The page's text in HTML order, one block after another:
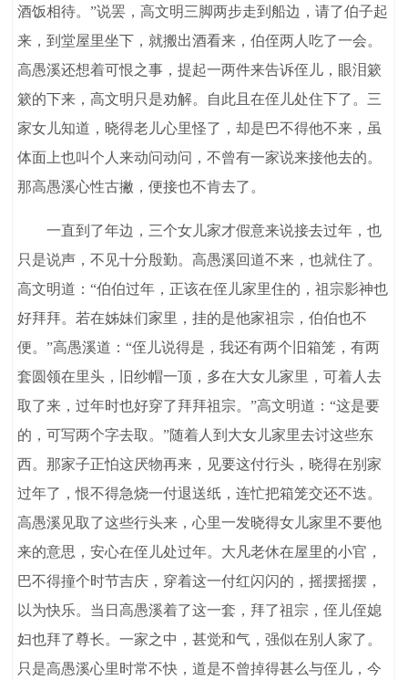
酒饭相待。”说罢，高文明三脚两步走到船边，请了伯子起
来，到堂屋里坐下，就搬出酒看来，伯侄两人吃了一会。
高愚溪还想着可恨之事，提起一两件来告诉侄儿，眼泪簌
簌的下来，高文明只是劝解。自此且在侄儿处住下了。三
家女儿知道，晓得老儿心里怪了，却是巴不得他不来，虽
体面上也叫个人来动问动问，不曾有一家说来接他去的。
那高愚溪心性古撇，便接也不肯去了。
一直到了年边，三个女儿家才假意来说接去过年，也
只是说声，不见十分殷勤。高愚溪回道不来，也就住了。
高文明道：“伯伯过年，正该在侄儿家里住的，祖宗影神也
好拜拜。若在姊妹们家里，挂的是他家祖宗，伯伯也不
便。”高愚溪道：“侄儿说得是，我还有两个旧箱笼，有两
套圆领在里头，旧纱帽一顶，多在大女儿家里，可着人去
取了来，过年时也好穿了拜拜祖宗。”高文明道：“这是要
的，可写两个字去取。”随着人到大女儿家里去讨这些东
西。那家子正怕这厌物再来，见要这付行头，晓得在别家
过年了，恨不得急烧一付退送纸，连忙把箱笼交还不迭。
高愚溪见取了这些行头来，心里一发晓得女儿家里不要他
来的意思，安心在侄儿处过年。大凡老休在屋里的小官，
巴不得撞个时节吉庆，穿着这一付红闪闪的，摇摆摇摆，
以为快乐。当日高愚溪着了这一套，拜了祖宗，侄儿侄媳
妇也拜了尊长。一家之中，甚觉和气，强似在别人家了。
只是高愚溪心里时常不快，道是不曾掉得甚么与侄儿，今